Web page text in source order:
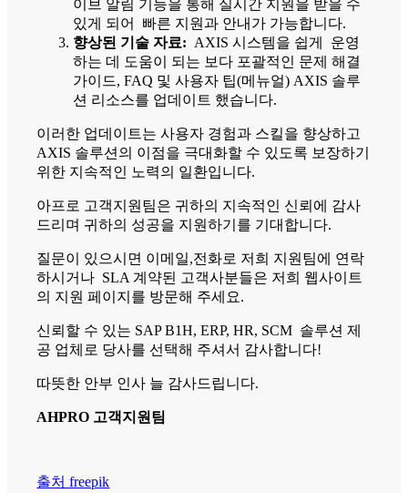
이브 알림 기능을 통해 실시간 지원을 받을 수
있게 되어 빠른 지원과 안내가 가능합니다.
향상된 기술 자료: AXIS 시스템을 쉽게 운영
하는 데 도움이 되는 보다 포괄적인 문제 해결
가이드, FAQ 및 사용자 팁(메뉴얼) AXIS 솔루
션 리소스를 업데이트 했습니다.
이러한 업데이트는 사용자 경험과 스킬을 향상하고
AXIS 솔루션의 이점을 극대화할 수 있도록 보장하기
위한 지속적인 노력의 일환입니다.
아프로 고객지원팀은 귀하의 지속적인 신뢰에 감사
드리며 귀하의 성공을 지원하기를 기대합니다.
질문이 있으시면 이메일,전화로 저희 지원팀에 연락
하시거나 SLA 계약된 고객사분들은 저희 웹사이트
의 지원 페이지를 방문해 주세요.
신뢰할 수 있는 SAP B1H, ERP, HR, SCM 솔루션 제
공 업체로 당사를 선택해 주셔서 감사합니다!
따뜻한 안부 인사 늘 감사드립니다.
AHPRO 고객지원팀
출처 freepik